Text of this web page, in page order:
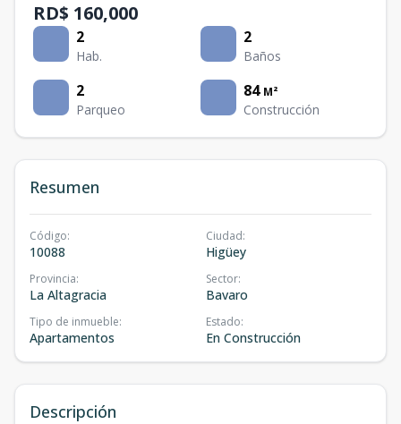
RD$ 160,000
2
Hab.
2
Baños
2
Parqueo
84 M²
Construcción
Resumen
Código:
10088
Ciudad:
Higüey
Provincia:
La Altagracia
Sector:
Bavaro
Tipo de inmueble:
Apartamentos
Estado:
En Construcción
Descripción